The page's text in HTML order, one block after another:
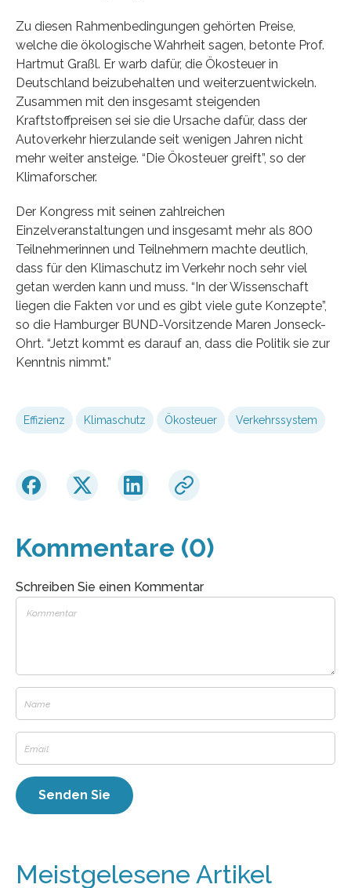
Zu diesen Rahmenbedingungen gehörten Preise,
welche die ökologische Wahrheit sagen, betonte Prof.
Hartmut Graßl. Er warb dafür, die Ökosteuer in
Deutschland beizubehalten und weiterzuentwickeln.
Zusammen mit den insgesamt steigenden
Kraftstoffpreisen sei sie die Ursache dafür, dass der
Autoverkehr hierzulande seit wenigen Jahren nicht
mehr weiter ansteige. “Die Ökosteuer greift”, so der
Klimaforscher.
Der Kongress mit seinen zahlreichen
Einzelveranstaltungen und insgesamt mehr als 800
Teilnehmerinnen und Teilnehmern machte deutlich,
dass für den Klimaschutz im Verkehr noch sehr viel
getan werden kann und muss. “In der Wissenschaft
liegen die Fakten vor und es gibt viele gute Konzepte”,
so die Hamburger BUND-Vorsitzende Maren Jonseck-
Ohrt. “Jetzt kommt es darauf an, dass die Politik sie zur
Kenntnis nimmt.”
Effizienz Klimaschutz Ökosteuer Verkehrssystem
Kommentare (0)
Schreiben Sie einen Kommentar
Meistgelesene Artikel